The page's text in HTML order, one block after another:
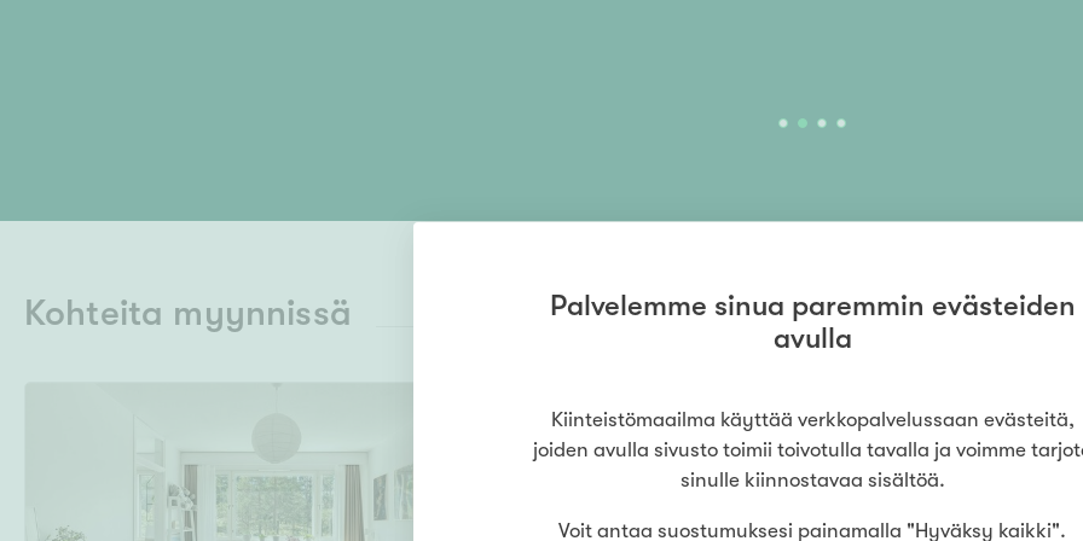
Kohteita myynnissä
Palvelemme sinua paremmin evästeiden
avulla
Kiinteistömaailma käyttää verkkopalvelussaan evästeitä,
joiden avulla sivusto toimii toivotulla tavalla ja voimme
sinulle kiinnostavaa sisältöä.
Voit antaa suostumuksesi painamalla "Hyväksy kaikki".